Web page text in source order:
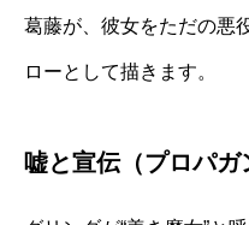
葛藤が、彼女をただの悪
ローとして描きます。
嘘と宣伝（プロパガ